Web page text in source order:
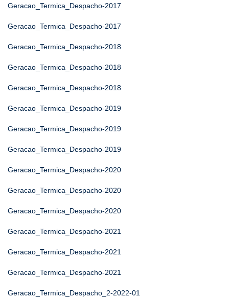
Geracao_Termica_Despacho-2017
Geracao_Termica_Despacho-2017
Geracao_Termica_Despacho-2018
Geracao_Termica_Despacho-2018
Geracao_Termica_Despacho-2018
Geracao_Termica_Despacho-2019
Geracao_Termica_Despacho-2019
Geracao_Termica_Despacho-2019
Geracao_Termica_Despacho-2020
Geracao_Termica_Despacho-2020
Geracao_Termica_Despacho-2020
Geracao_Termica_Despacho-2021
Geracao_Termica_Despacho-2021
Geracao_Termica_Despacho-2021
Geracao_Termica_Despacho_2-2022-01